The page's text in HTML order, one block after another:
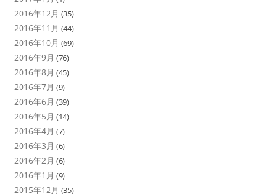
2016年12月 (35)
2016年11月 (44)
2016年10月 (69)
2016年9月 (76)
2016年8月 (45)
2016年7月 (9)
2016年6月 (39)
2016年5月 (14)
2016年4月 (7)
2016年3月 (6)
2016年2月 (6)
2016年1月 (9)
2015年12月 (35)